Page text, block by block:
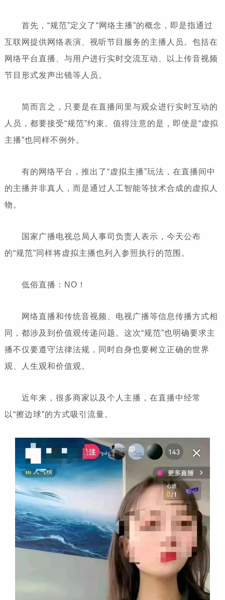
首先，“规范”定义了“网络主播”的概念，即是指通过
互联网提供网络表演、视听节目服务的主播人员。包括在
网络平台直播、与用户进行实时交流互动、以上传音视频
节目形式发声出镜等人员。
简而言之，只要是在直播间里与观众进行实时互动的
人员，都要接受“规范”约束。值得注意的是，即使是“虚拟
主播”也同样不例外。
有的网络平台，推出了“虚拟主播”玩法，在直播间中
的主播并非真人，而是通过人工智能等技术合成的虚拟人
物。
国家广播电视总局人事司负责人表示，今天公布
的“规范”同样将虚拟主播也列入参照执行的范围。
低俗直播：NO！
网络直播和传统音视频、电视广播等信息传播方式相
同，都涉及到价值观传递问题。这次“规范”也明确要求主
播不仅要遵守法律法规，同时自身也要树立正确的世界
观、人生观和价值观。
近年来，很多商家以及个人主播，在直播中经常
以“擦边球”的方式吸引流量。